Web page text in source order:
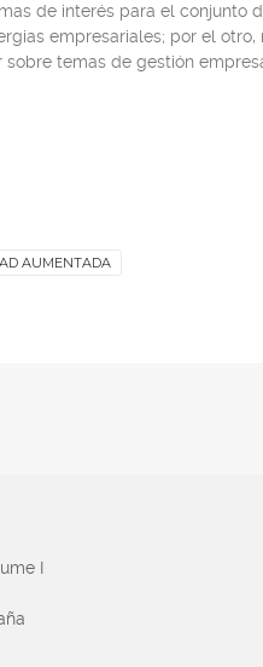
de interés para el conjunto
empresariales; por el otro,
temas de gestión
AUMENTADA
I